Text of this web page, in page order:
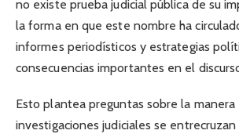
no existe prueba judicial pública de su
la forma en que este nombre ha
informes periodísticos y estrategias
consecuencias importantes en el
Esto plantea preguntas sobre la manera
investigaciones judiciales se